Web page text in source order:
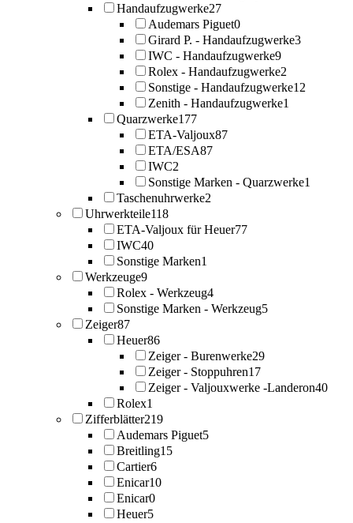
Handaufzugwerke27
Audemars Piguet0
Girard P. - Handaufzugwerke3
IWC - Handaufzugwerke9
Rolex - Handaufzugwerke2
Sonstige - Handaufzugwerke12
Zenith - Handaufzugwerke1
Quarzwerke177
ETA-Valjoux87
ETA/ESA87
IWC2
Sonstige Marken - Quarzwerke1
Taschenuhrwerke2
Uhrwerkteile118
ETA-Valjoux für Heuer77
IWC40
Sonstige Marken1
Werkzeuge9
Rolex - Werkzeug4
Sonstige Marken - Werkzeug5
Zeiger87
Heuer86
Zeiger - Burenwerke29
Zeiger - Stoppuhren17
Zeiger - Valjouxwerke -Landeron40
Rolex1
Zifferblätter219
Audemars Piguet5
Breitling15
Cartier6
Enicar10
Enicar0
Heuer5